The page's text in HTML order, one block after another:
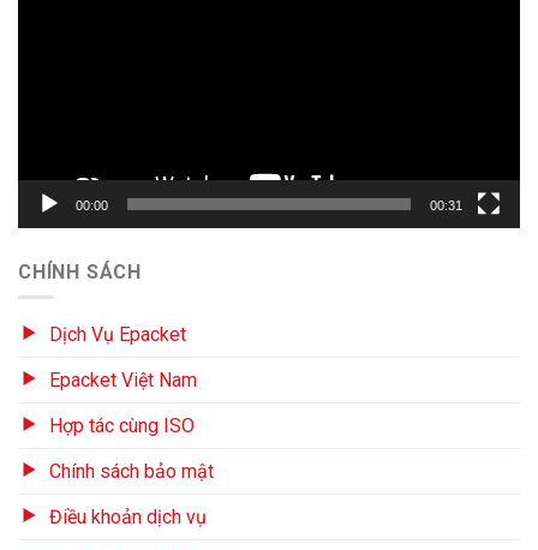
00:00 00:31
CHÍNH SÁCH
Dịch Vụ Epacket
Epacket Việt Nam
Hợp tác cùng ISO
Chính sách bảo mật
Điều khoản dịch vụ